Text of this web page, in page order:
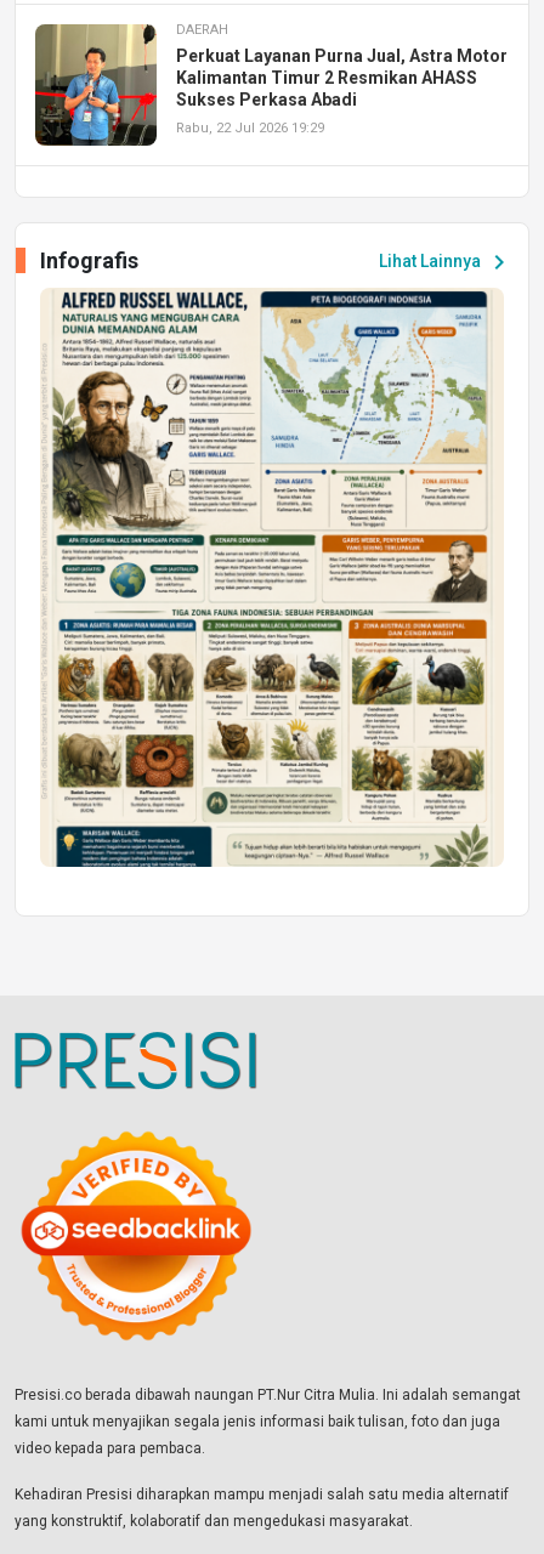
DAERAH
Perkuat Layanan Purna Jual, Astra Motor
Kalimantan Timur 2 Resmikan AHASS
Sukses Perkasa Abadi
Rabu, 22 Jul 2026 19:29
Peluang Kerja dan Magang
Jumat, 17 Jul 2026 22:30
DAERAH
Astra Motor Kalimantan Timur 2 Dukung
Mahasiswa Samarinda dalam Astra
Honda SDGs Future Leaders 2026
Jumat, 10 Jul 2026 19:01
Lihat Lainnya chevron_right
Infografis
Presisi.co berada dibawah naungan PT.Nur Citra Mulia. Ini adalah semangat
kami untuk menyajikan segala jenis informasi baik tulisan, foto dan juga
video kepada para pembaca.
Kehadiran Presisi diharapkan mampu menjadi salah satu media alternatif
yang konstruktif, kolaboratif dan mengedukasi masyarakat.